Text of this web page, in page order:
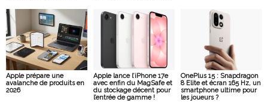
Apple prépare une
avalanche de produits en
2026
Apple lance l’iPhone 17e
avec enfin du MagSafe et
du stockage décent pour
l’entrée de gamme !
OnePlus 15 : Snapdragon
8 Elite et écran 165 Hz, un
smartphone ultime pour
les joueurs ?